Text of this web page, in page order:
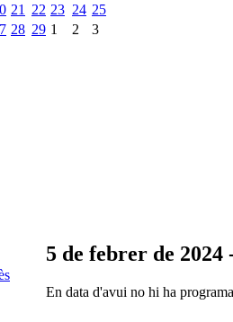
21 22 23 24 25
28 29 1 2 3
5 de febrer de 2024
En data d'avui no hi ha